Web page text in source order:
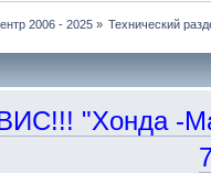
2006 - 2025» Технический
"Хонда -